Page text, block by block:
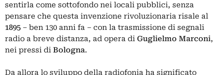
sentirla come sottofondo nei locali pubblici, senza
pensare che questa invenzione rivoluzionaria risale al
1895 – ben 130 anni fa – con la trasmissione di segnali
radio a breve distanza, ad opera di Guglielmo Marconi,
nei pressi di Bologna.
Da allora lo sviluppo della radiofonia ha significato